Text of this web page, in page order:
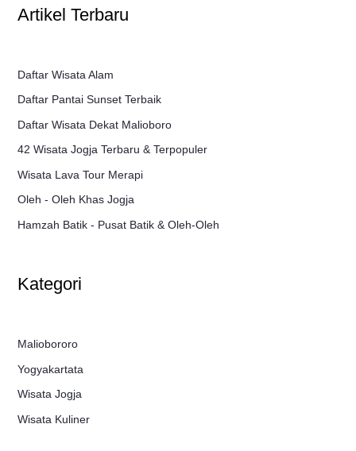
Artikel Terbaru
Daftar Wisata Alam
Daftar Pantai Sunset Terbaik
Daftar Wisata Dekat Malioboro
42 Wisata Jogja Terbaru & Terpopuler
Wisata Lava Tour Merapi
Oleh - Oleh Khas Jogja
Hamzah Batik - Pusat Batik & Oleh-Oleh
Kategori
Maliobororo
Yogyakartata
Wisata Jogja
Wisata Kuliner